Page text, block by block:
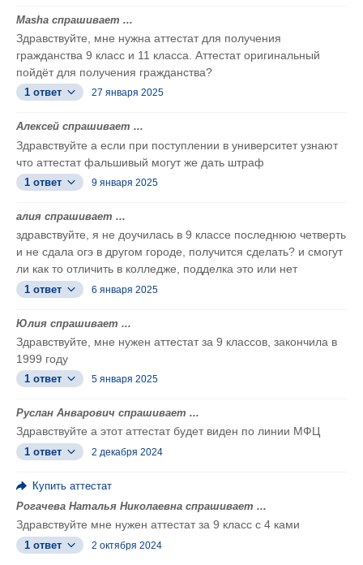
Masha спрашивает ...
Здравствуйте, мне нужна аттестат для получения
гражданства 9 класс и 11 класса. Аттестат оригинальный
пойдёт для получения гражданства?
1 ответ 27 января 2025
Алексей спрашивает ...
Здравствуйте а если при поступлении в университет узнают
что аттестат фальшивый могут же дать штраф
1 ответ 9 января 2025
алия спрашивает ...
здравствуйте, я не доучилась в 9 классе последнюю четверть
и не сдала огэ в другом городе, получится сделать? и смогут
ли как то отличить в колледже, подделка это или нет
1 ответ 6 января 2025
Юлия спрашивает ...
Здравствуйте, мне нужен аттестат за 9 классов, закончила в
1999 году
1 ответ 5 января 2025
Руслан Анварович спрашивает ...
Здравствуйте а этот аттестат будет виден по линии МФЦ
1 ответ 2 декабря 2024
Купить аттестат
Рогачева Наталья Николаевна спрашивает ...
Здравствуйте мне нужен аттестат за 9 класс с 4 ками
1 ответ 2 октября 2024